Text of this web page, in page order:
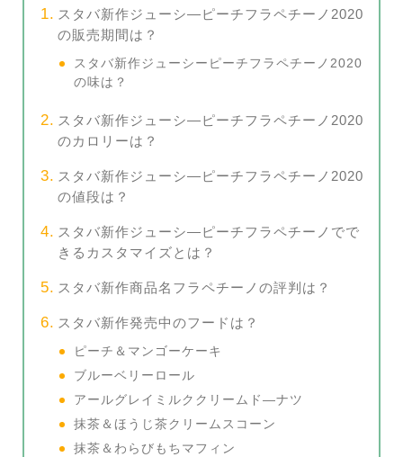
スタバ新作ジューシ―ピーチフラペチーノ2020
の販売期間は？
スタバ新作ジューシーピーチフラペチーノ2020
の味は？
スタバ新作ジューシ―ピーチフラペチーノ2020
のカロリーは？
スタバ新作ジューシ―ピーチフラペチーノ2020
の値段は？
スタバ新作ジューシ―ピーチフラペチーノでで
きるカスタマイズとは？
スタバ新作商品名フラペチーノの評判は？
スタバ新作発売中のフードは？
ピーチ＆マンゴーケーキ
ブルーベリーロール
アールグレイミルククリームド―ナツ
抹茶＆ほうじ茶クリームスコーン
抹茶＆わらびもちマフィン